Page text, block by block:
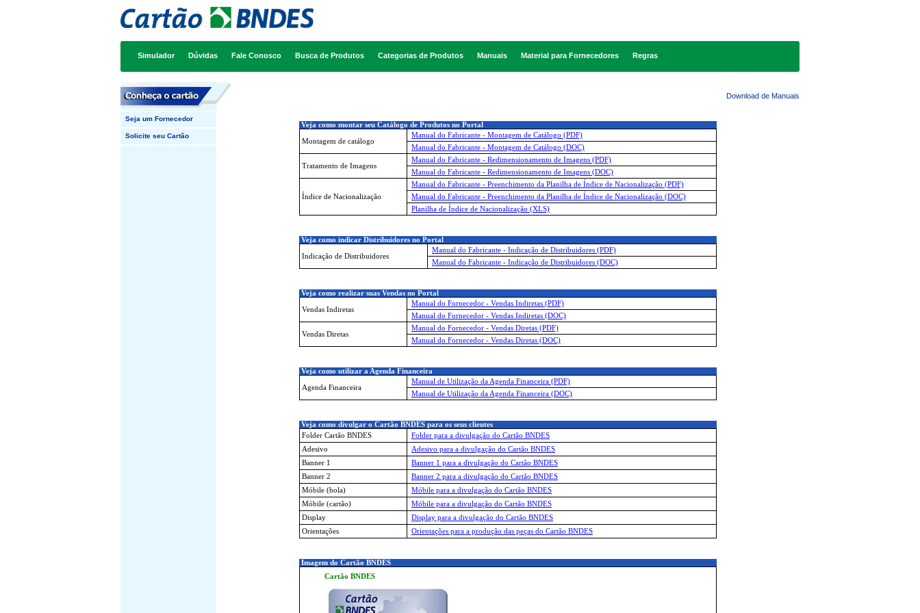
Simulador Dúvidas Fale Conosco Busca de Produtos Categorias de Produtos Manuais Material para Fornecedores Regras
Download de Manuais
Seja um Fornecedor
Solicite seu Cartão
Veja como montar seu Catálogo de Produtos no Portal
Montagem de catálogo
Manual do Fabricante - Montagem de Catálogo (PDF)
Manual do Fabricante - Montagem de Catálogo (DOC)
Tratamento de Imagens
Manual do Fabricante - Redimensionamento de Imagens (PDF)
Manual do Fabricante - Redimensionamento de Imagens (DOC)
Índice de Nacionalização
Manual do Fabricante - Preenchimento da Planilha de Índice de Nacionalização (PDF)
Manual do Fabricante - Preenchimento da Planilha de Índice de Nacionalização (DOC)
Planilha de Índice de Nacionalização (XLS)
Veja como indicar Distribuidores no Portal
Indicação de Distribuidores
Manual do Fabricante - Indicação de Distribuidores (PDF)
Manual do Fabricante - Indicação de Distribuidores (DOC)
Veja como realizar suas Vendas no Portal
Vendas Indiretas
Manual do Fornecedor - Vendas Indiretas (PDF)
Manual do Fornecedor - Vendas Indiretas (DOC)
Vendas Diretas
Manual do Fornecedor - Vendas Diretas (PDF)
Manual do Fornecedor - Vendas Diretas (DOC)
Veja como utilizar a Agenda Financeira
Agenda Financeira
Manual de Utilização da Agenda Financeira (PDF)
Manual de Utilização da Agenda Financeira (DOC)
Veja como divulgar o Cartão BNDES para os seus clientes
Folder Cartão BNDES
Folder para a divulgação do Cartão BNDES
Adesivo
Adesivo para a divulgação do Cartão BNDES
Banner 1
Banner 1 para a divulgação do Cartão BNDES
Banner 2
Banner 2 para a divulgação do Cartão BNDES
Móbile (bola)
Móbile para a divulgação do Cartão BNDES
Móbile (cartão)
Móbile para a divulgação do Cartão BNDES
Display
Display para a divulgação do Cartão BNDES
Orientações
Orientações para a produção das peças do Cartão BNDES
Imagem do Cartão BNDES
Cartão BNDES